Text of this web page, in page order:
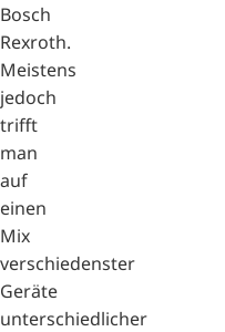
Bosch
Rexroth.
Meistens
jedoch
trifft
man
auf
einen
Mix
verschiedenster
Geräte
unterschiedlicher